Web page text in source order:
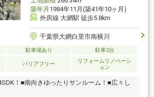
築年月 1984年11月(築41年10ヶ月)
外房線 大網駅 徒歩5.8km
千葉県大網白里市南横川
駐車場あり 駐車2台
バリアフリー
リフォームリノベーシ
ョン
！■南向きゆったりサンルーム！■広々し